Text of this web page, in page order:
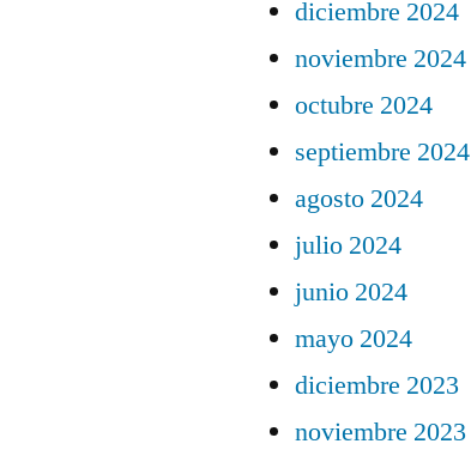
diciembre 2024
noviembre 2024
octubre 2024
septiembre 2024
agosto 2024
julio 2024
junio 2024
mayo 2024
diciembre 2023
noviembre 2023